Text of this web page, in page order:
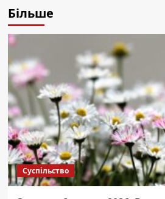
Більше
Суспільство